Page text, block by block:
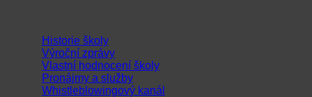
Historie školy
Výroční zprávy
Vlastní hodnocení školy
Pronájmy a služby
Whistleblowingový kanál